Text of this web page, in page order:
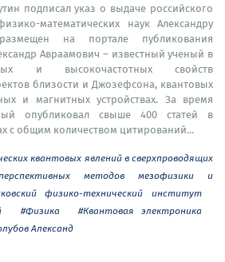
подписал указ о выдаче российского
математических наук Александру
на портале публикования
Авраамович – известный ученый в
и высокочастотных свойств
близости и Джозефсона, квантовых
и магнитных устройствах. За время
опубликовал свыше 400 статей в
с общим количеством цитирований...
квантовых явлений в сверхпроводящих
методов мезофизики и
физико-технический институт
#Физика
#Квантовая электроника
Александ